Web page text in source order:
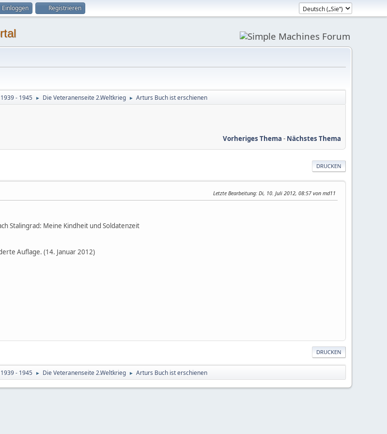
Einloggen Registrieren
- 1945 ► Die Veteranenseite 2.Weltkrieg ► Arturs Buch ist erschienen
Vorheriges Thema - Nächstes Thema
DRUCKEN
Letzte Bearbeitung: Di, 10. Juli 2012, 08:57 von md11
Stalingrad: Meine Kindheit und Soldatenzeit
Auflage. (14. Januar 2012)
DRUCKEN
- 1945 ► Die Veteranenseite 2.Weltkrieg ► Arturs Buch ist erschienen